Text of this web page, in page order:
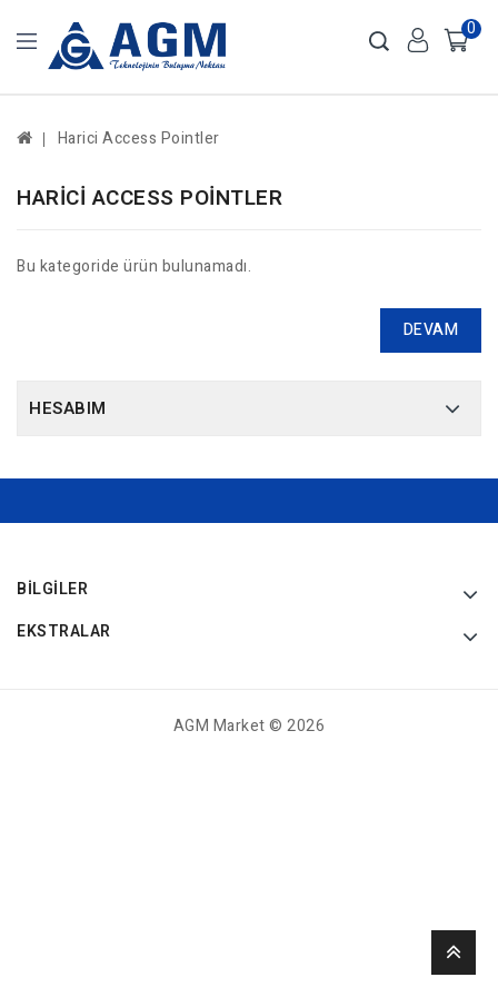
0
Harici Access Pointler
HARICI ACCESS POINTLER
Bu kategoride ürün bulunamadı.
DEVAM
HESABIM
BILGILER
EKSTRALAR
AGM Market © 2026